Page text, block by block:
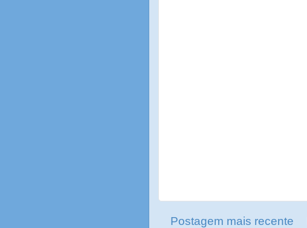
Postagem mais recente